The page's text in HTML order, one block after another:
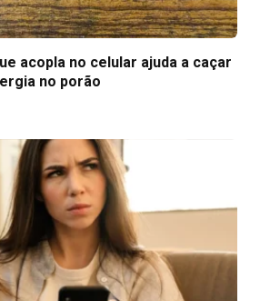
acopla no celular ajuda a caçar
no porão